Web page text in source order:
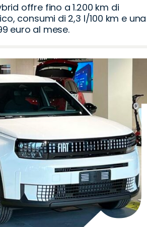
offre fino a 1.200 km di
consumi di 2,3 l/100 km e una
euro al mese.